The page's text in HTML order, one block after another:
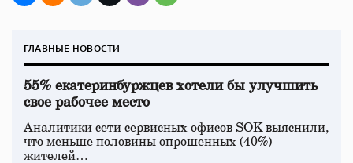
ГЛАВНЫЕ НОВОСТИ
55% екатеринбуржцев хотели бы улучшить
свое рабочее место
Аналитики сети сервисных офисов SOK выяснили,
что меньше половины опрошенных (40%)
жителей…